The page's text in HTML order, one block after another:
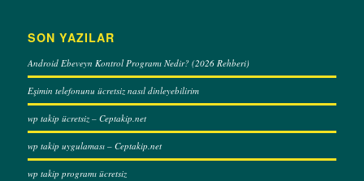
SON YAZILAR
Android Ebeveyn Kontrol Programı Nedir? (2026 Rehberi)
Eşimin telefonunu ücretsiz nasıl dinleyebilirim
wp takip ücretsiz – Ceptakip.net
wp takip uygulaması – Ceptakip.net
wp takip programı ücretsiz